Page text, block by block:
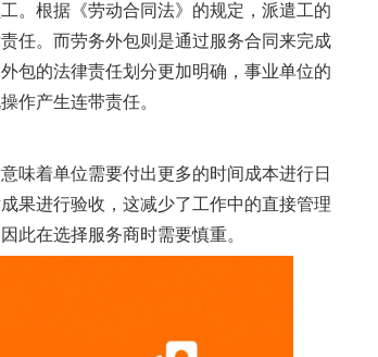
。根据《劳动合同法》的规定，派遣工的
任。而劳务外包则是通过服务合同来完成
包的法律责任划分更加明确，事业单位的
作产生连带责任。
味着单位需要付出更多的时间成本进行日
果进行验收，这减少了工作中的直接管理
此在选择服务商时需要慎重。